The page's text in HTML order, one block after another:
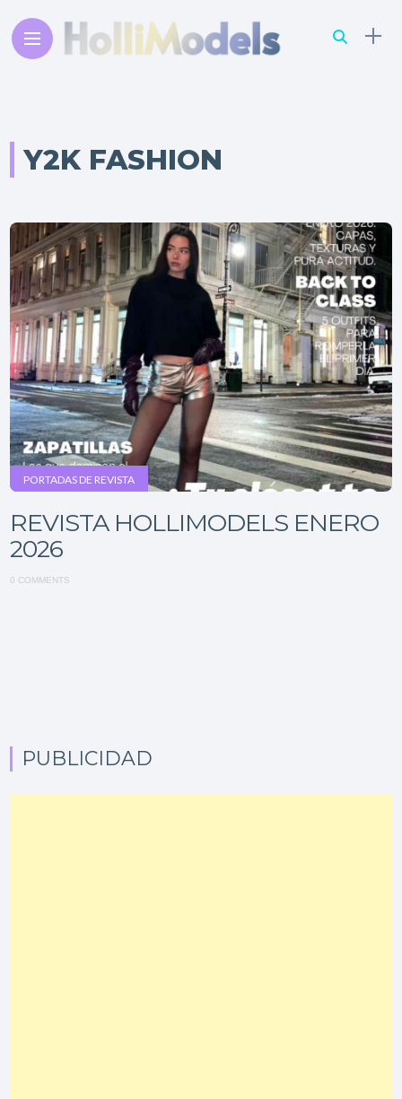
Y2K FASHION
PORTADAS DE REVISTA
REVISTA HOLLIMODELS ENERO
2026
0 COMMENTS
PUBLICIDAD